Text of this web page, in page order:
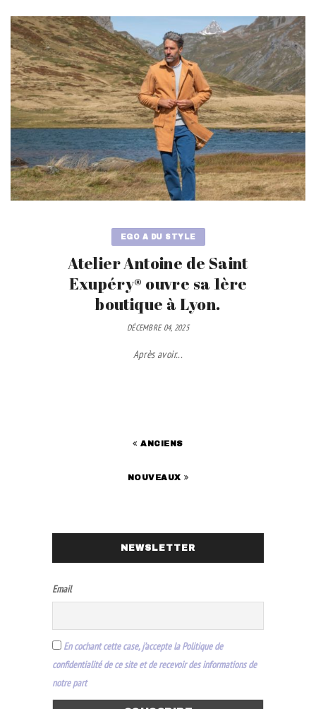
EGO A DU STYLE
Atelier Antoine de Saint
Exupéry® ouvre sa 1ère
boutique à Lyon.
DÉCEMBRE 04, 2025
Après avoir...
ANCIENS
NOUVEAUX
NEWSLETTER
Email
En cochant cette case, j’accepte la Politique de
confidentialité de ce site et de recevoir des informations de
notre part